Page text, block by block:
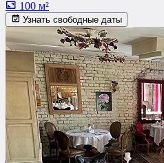
100 м²
Узнать свободные даты